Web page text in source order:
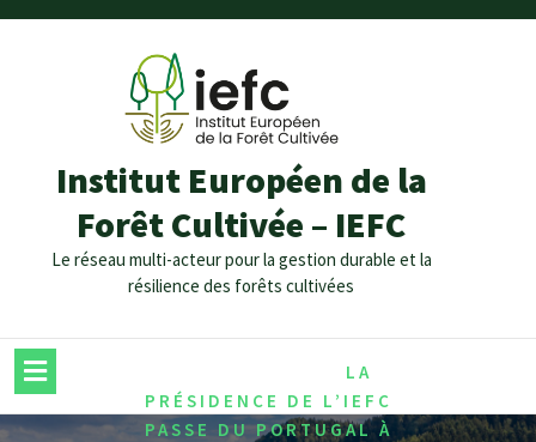
Institut Européen de la
Forêt Cultivée – IEFC
Le réseau multi-acteur pour la gestion durable et la
résilience des forêts cultivées
LA
PRÉSIDENCE DE L’IEFC
PASSE DU PORTUGAL À